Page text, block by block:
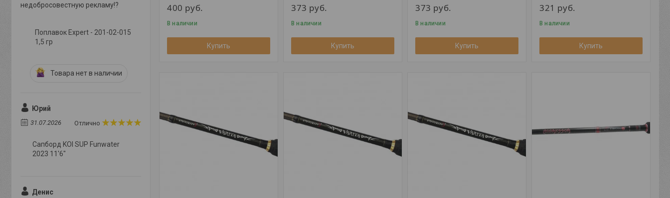
400 руб.
В наличии
Купить
373 руб.
В наличии
Купить
373 руб.
В наличии
Купить
321 руб.
В наличии
Купить
недобросовестную рекламу!?
Поплавок Expert - 201-02-015
1,5 гр
Товара нет в наличии
Юрий
31.07.2026 Отлично
Сапборд KOI SUP Funwater
2023 11'6"
Денис